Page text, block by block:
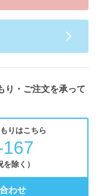
り・ご注文を承って
りはこちら
除く）
わせ